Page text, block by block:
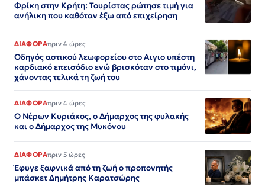
Φρίκη στην Κρήτη: Τουρίστας ρώτησε τιμή για
ανήλικη που καθόταν έξω από επιχείρηση
ΔΙΑΦΟΡΑπριν 4 ώρες
Οδηγός αστικού λεωφορείου στο Αιγιο υπέστη
καρδιακό επεισόδιο ενώ βρισκόταν στο τιμόνι,
χάνοντας τελικά τη ζωή του
ΔΙΑΦΟΡΑπριν 4 ώρες
Ο Νέρων Κυριάκος, o Δήμαρχος της φυλακής
και ο Δήμαρχος της Μυκόνου
ΔΙΑΦΟΡΑπριν 5 ώρες
Έφυγε ξαφνικά από τη ζωή ο προπονητής
μπάσκετ Δημήτρης Καρατσώρης